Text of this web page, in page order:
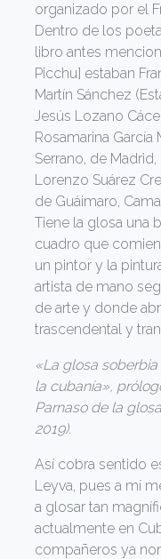
organizado por el
Dentro de los
libro antes
Picchu] estaban
Martín Sánchez
Jesús Lozano
Rosamarina García
Serrano, de
Lorenzo Suárez
de Guáimaro,
Tiene la glosa una
cuadro que
un pintor y la
artista de mano
de arte y donde
trascendental y
«La glosa
la cubanía»,
Parnaso de la
2019).
Así cobra sentido
Leyva, pues a mí
a glosar tan
actualmente en
compañeros ya